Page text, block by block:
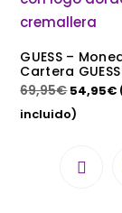
GUESS –
Cartera
Beige
Cremallera y
Dorado
69,95€54,95€
incluido)